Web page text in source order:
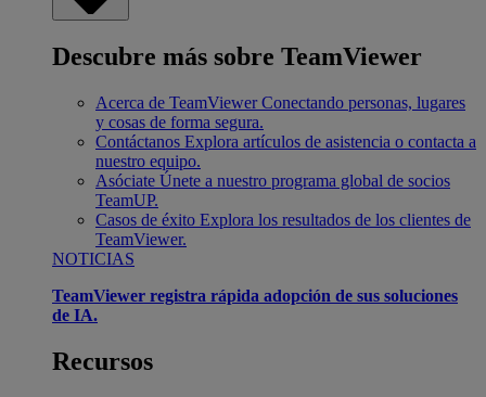
Descubre más sobre TeamViewer
Acerca de TeamViewer Conectando personas, lugares
y cosas de forma segura.
Contáctanos Explora artículos de asistencia o contacta a
nuestro equipo.
Asóciate Únete a nuestro programa global de socios
TeamUP.
Casos de éxito Explora los resultados de los clientes de
TeamViewer.
NOTICIAS
TeamViewer registra rápida adopción de sus soluciones
de IA.
Recursos